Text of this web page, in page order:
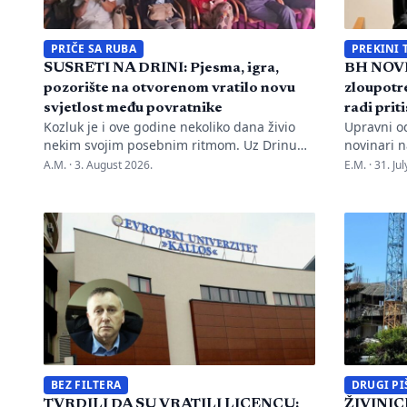
PRIČE SA RUBA
SUSRETI NA DRINI: Pjesma, igra,
pozorište na otvorenom vratilo novu
svjetlost među povratnike
Kozluk je i ove godine nekoliko dana živio
nekim svojim posebnim ritmom. Uz Drinu
su se susreli pjesma, tradicija, gluma i ljudi,
programi zapisani na plakatu, one su način
da jedno mjesto sačuva vlastitu priču. U
Kozluku se tih dana nije samo […]
A.M. ·3. August 2026.
PREKINI
BH
radi
Upravni
novinari
advokata
Marka
Rudić.
prijava i
E.M. ·31.
BEZ FILTERA DRUGI